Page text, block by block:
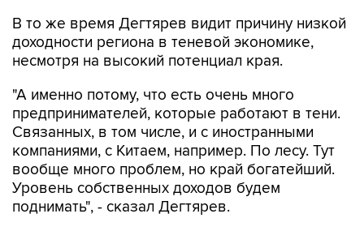
В то же время Дегтярев видит причину низкой
доходности региона в теневой экономике,
несмотря на высокий потенциал края.
"А именно потому, что есть очень много
предпринимателей, которые работают в тени.
Связанных, в том числе, и с иностранными
компаниями, с Китаем, например. По лесу. Тут
вообще много проблем, но край богатейший.
Уровень собственных доходов будем
поднимать", - сказал Дегтярев.